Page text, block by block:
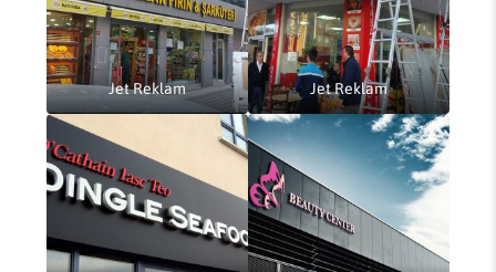
Jet Reklam Jet Reklam